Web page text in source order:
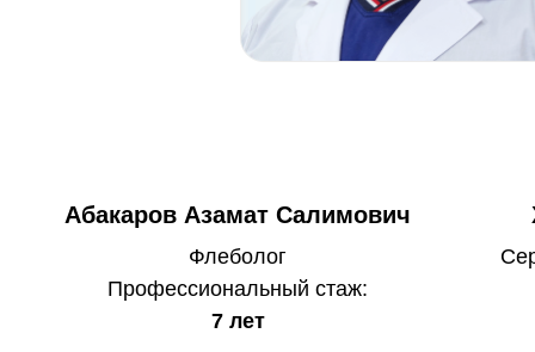
Абакаров Азамат Салимович
Флеболог
Профессиональный стаж:
7 лет